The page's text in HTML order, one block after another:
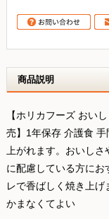
商品説明
【ホリカフーズ おい
売】1年保存 介護食
上がれます。おいしさ
に配慮している方にお
レで香ばしく焼き上げ
かまなくてよい